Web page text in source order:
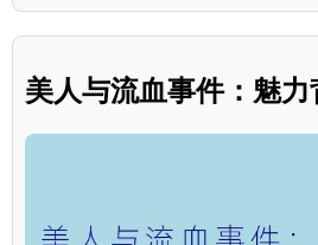
美人与流血事件：魅